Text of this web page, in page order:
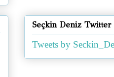
Seçkin Deniz Twitter
Tweets by